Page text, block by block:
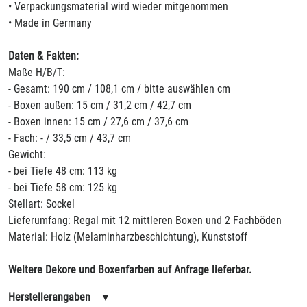
• Verpackungsmaterial wird wieder mitgenommen
• Made in Germany
Daten & Fakten:
Maße H/B/T:
- Gesamt: 190 cm / 108,1 cm / bitte auswählen cm
- Boxen außen: 15 cm / 31,2 cm / 42,7 cm
- Boxen innen: 15 cm / 27,6 cm / 37,6 cm
- Fach: - / 33,5 cm / 43,7 cm
Gewicht:
- bei Tiefe 48 cm: 113 kg
- bei Tiefe 58 cm: 125 kg
Stellart: Sockel
Lieferumfang: Regal mit 12 mittleren Boxen und 2 Fachböden
Material: Holz (Melaminharzbeschichtung), Kunststoff
Weitere Dekore und Boxenfarben auf Anfrage lieferbar.
Herstellerangaben ▼